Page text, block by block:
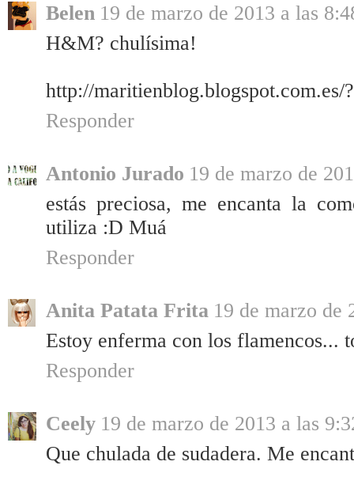
Belen 19 de marzo de 2013 a las
H&M? chulísima!
http://maritienblog.blogspot.com.es/
Responder
Antonio Jurado 19 de marzo de
estás preciosa, me encanta la
utiliza :D Muá
Responder
Anita Patata Frita 19 de marzo de
Estoy enferma con los flamencos...
Responder
Ceely 19 de marzo de 2013 a las
Que chulada de sudadera. Me